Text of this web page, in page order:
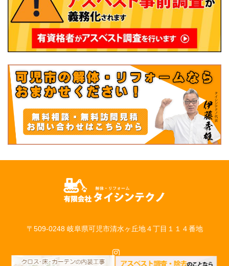
〒509-0248 岐阜県可児市清水ヶ丘地４丁目１１４番地